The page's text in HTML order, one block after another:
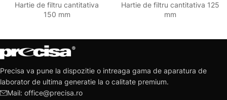
Hartie de filtru cantitativa
150 mm
Hartie de filtru cantitativa 125
mm
Precisa va pune la dispozitie o intreaga gama de aparatura de
laborator de ultima generatie la o calitate premium.
Mail: office@precisa.ro